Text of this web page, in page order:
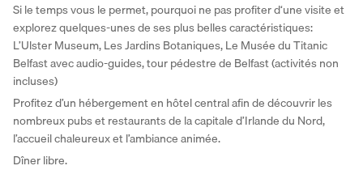
Si le temps vous le permet, pourquoi ne pas profiter d‘une visite et
explorez quelques-unes de ses plus belles caractéristiques:
L’Ulster Museum, Les Jardins Botaniques, Le Musée du Titanic
Belfast avec audio-guides, tour pédestre de Belfast (activités non
incluses)
Profitez d’un hébergement en hôtel central afin de découvrir les
nombreux pubs et restaurants de la capitale d’Irlande du Nord,
l’accueil chaleureux et l’ambiance animée.
Dîner libre.